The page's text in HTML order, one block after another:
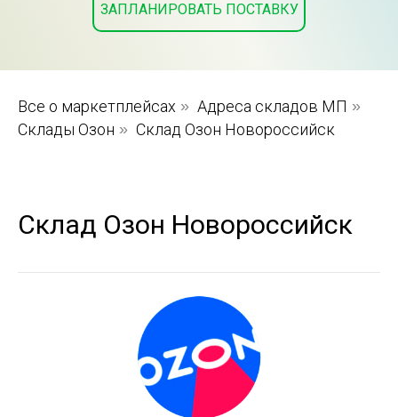
ЗАПЛАНИРОВАТЬ ПОСТАВКУ
Все о маркетплейсах » Адреса складов МП »
Склады Озон » Склад Озон Новороссийск
Склад Озон Новороссийск